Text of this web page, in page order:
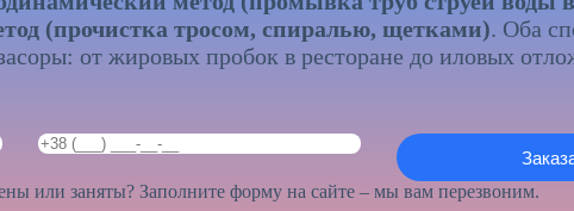
(прочистка тросом, спиралью, щетками). Оба
от жировых пробок в ресторане до иловых
или заняты? Заполните форму на сайте – мы вам перезвоним.